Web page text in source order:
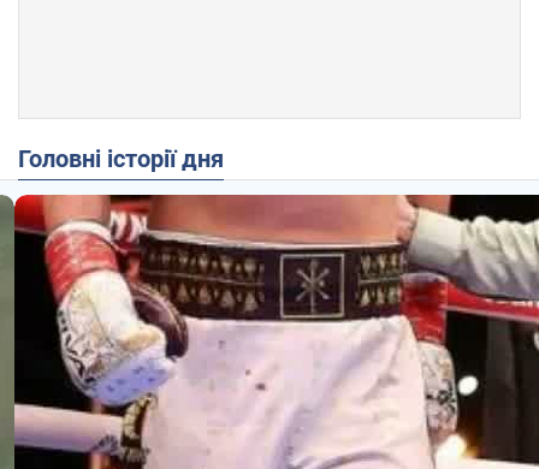
Головні історії дня